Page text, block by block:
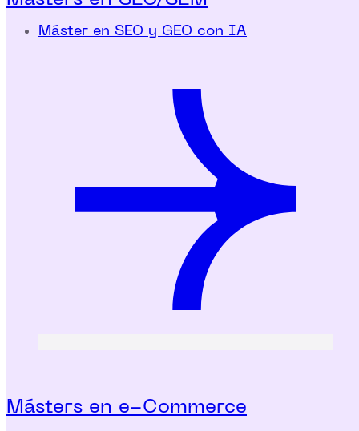
Máster en SEO y GEO con IA
Másters en e-Commerce